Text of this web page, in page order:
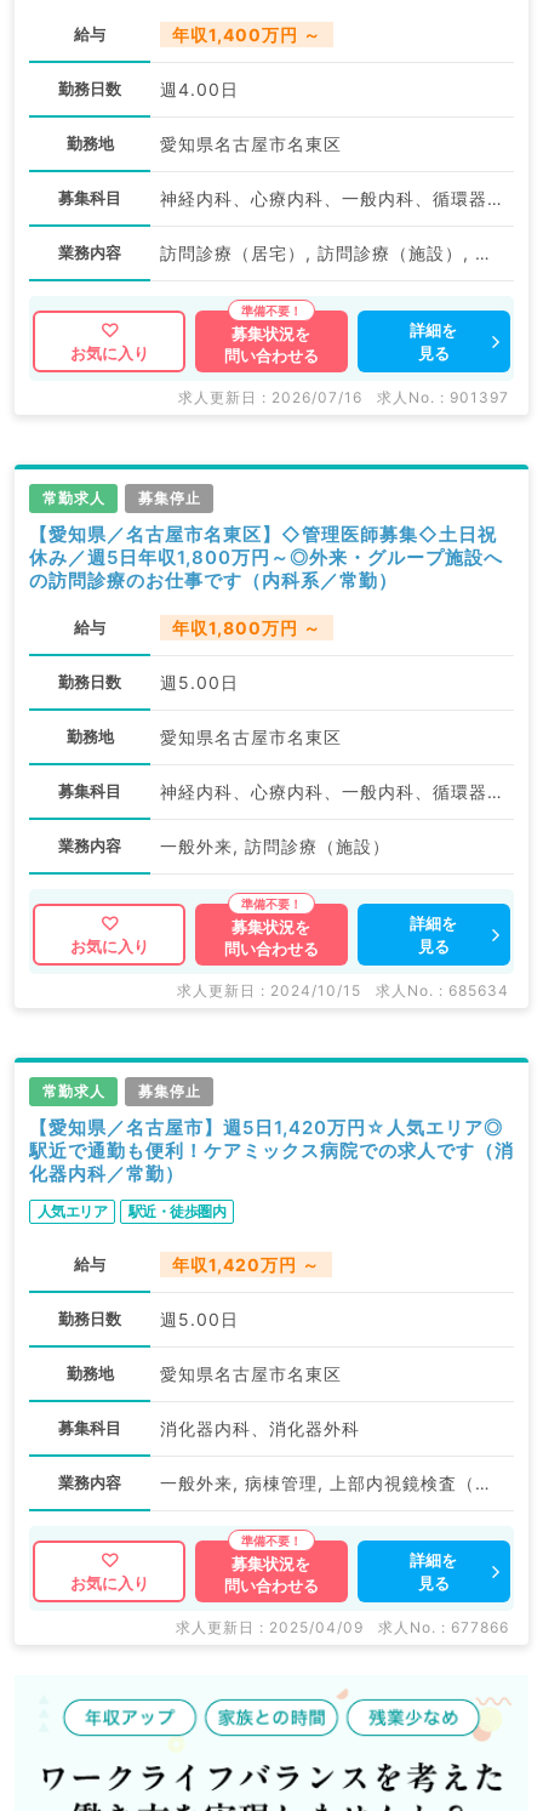
給与 年収1,400万円 ～
勤務日数 週4.00日
勤務地 愛知県名古屋市名東区
募集科目 神経内科、心療内科、一般内科、循環器内科、呼吸器内科、消化器内科、内分泌・代謝内科、腎臓内科、老年内科、血液内科、外科系全般、一般外科、膠原病科
業務内容 訪問診療（居宅）, 訪問診療（施設）, 往診
お気に入り
募集状況を
問い合わせる
詳細を
見る
求人更新日 : 2026/07/16 求人No. : 901397
常勤求人 募集停止
【愛知県／名古屋市名東区】◇管理医師募集◇土日祝
休み／週5日年収1,800万円～◎外来・グループ施設へ
の訪問診療のお仕事です（内科系／常勤）
給与 年収1,800万円 ～
勤務日数 週5.00日
勤務地 愛知県名古屋市名東区
募集科目 神経内科、心療内科、一般内科、循環器内科、呼吸器内科、消化器内科、内分泌・代謝内科、腎臓内科、老年内科、血液内科、膠原病科
業務内容 一般外来, 訪問診療（施設）
お気に入り
募集状況を
問い合わせる
詳細を
見る
求人更新日 : 2024/10/15 求人No. : 685634
常勤求人 募集停止
【愛知県／名古屋市】週5日1,420万円☆人気エリア◎
駅近で通勤も便利！ケアミックス病院での求人です（消
化器内科／常勤）
人気エリア 駅近・徒歩圏内
給与 年収1,420万円 ～
勤務日数 週5.00日
勤務地 愛知県名古屋市名東区
募集科目 消化器内科、消化器外科
業務内容 一般外来, 病棟管理, 上部内視鏡検査（ＧＦ）, 下部内視鏡検査（ＣＦ）
お気に入り
募集状況を
問い合わせる
詳細を
見る
求人更新日 : 2025/04/09 求人No. : 677866